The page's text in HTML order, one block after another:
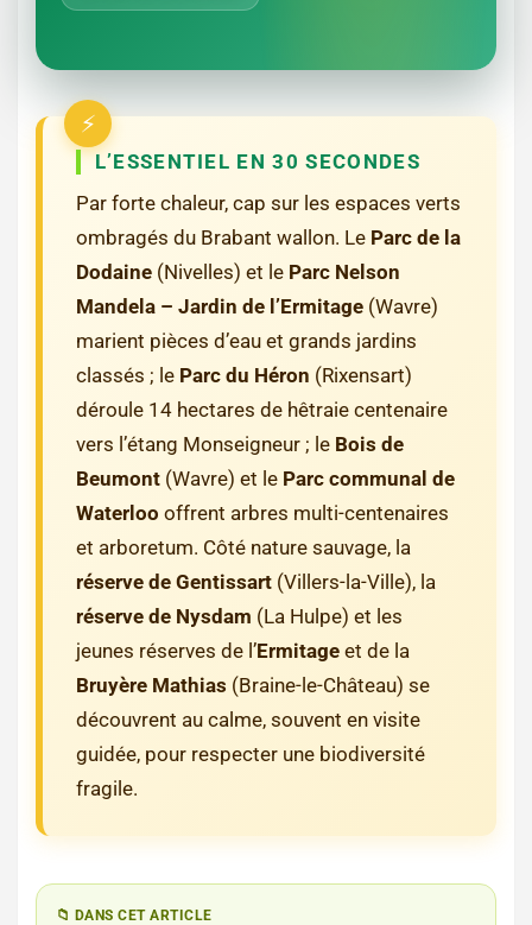
L’ESSENTIEL EN 30 SECONDES
Par forte chaleur, cap sur les espaces verts
ombragés du Brabant wallon. Le Parc de la
Dodaine (Nivelles) et le Parc Nelson
Mandela – Jardin de l’Ermitage (Wavre)
marient pièces d’eau et grands jardins
classés ; le Parc du Héron (Rixensart)
déroule 14 hectares de hêtraie centenaire
vers l’étang Monseigneur ; le Bois de
Beumont (Wavre) et le Parc communal de
Waterloo offrent arbres multi-centenaires
et arboretum. Côté nature sauvage, la
réserve de Gentissart (Villers-la-Ville), la
réserve de Nysdam (La Hulpe) et les
jeunes réserves de l’Ermitage et de la
Bruyère Mathias (Braine-le-Château) se
découvrent au calme, souvent en visite
guidée, pour respecter une biodiversité
fragile.
📁 DANS CET ARTICLE